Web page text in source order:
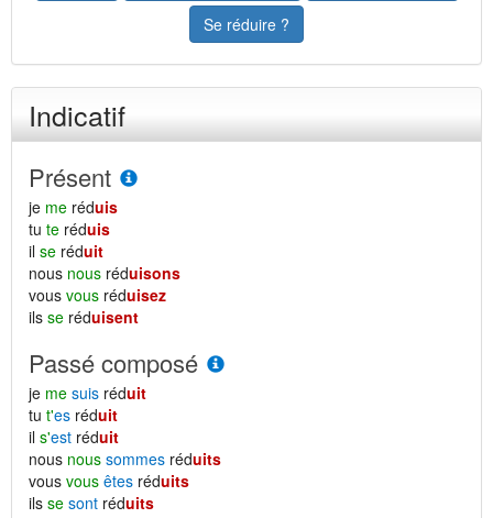
Se réduire ?
Indicatif
Présent
je me réduis
tu te réduis
il se réduit
nous nous réduisons
vous vous réduisez
ils se réduisent
Passé composé
je me suis réduit
tu t'es réduit
il s'est réduit
nous nous sommes réduits
vous vous êtes réduits
ils se sont réduits